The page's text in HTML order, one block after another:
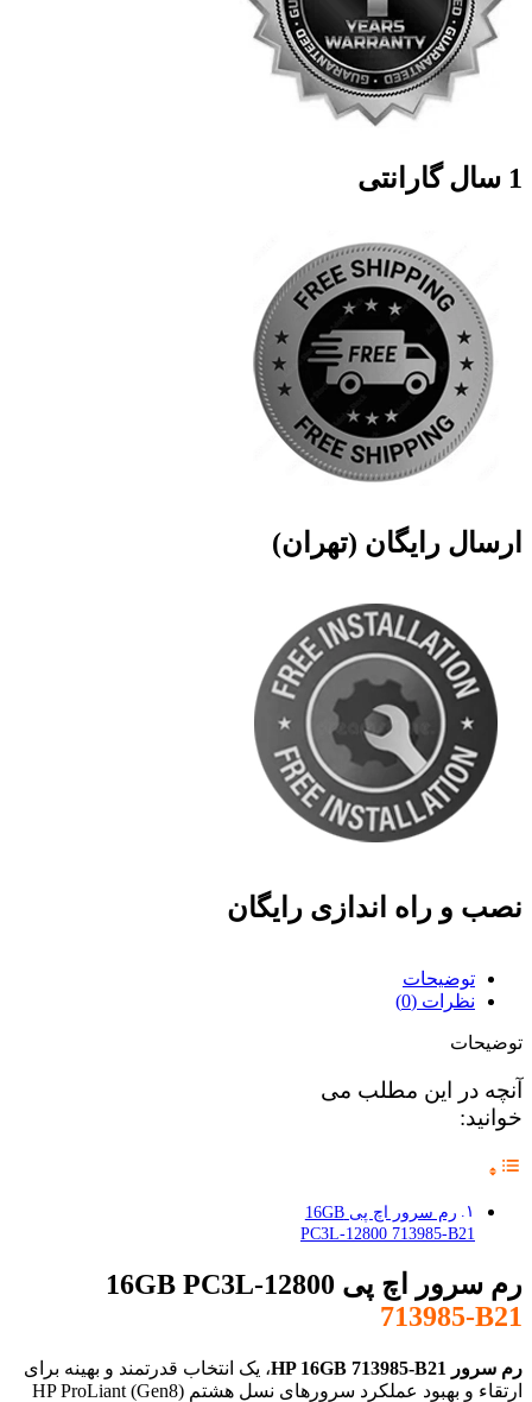
1 سال گارانتی
ارسال رایگان (تهران)
نصب و راه اندازی رایگان
توضیحات
نظرات (0)
توضیحات
آنچه در این مطلب می
خوانید:
رم سرور اچ پی 16GB
PC3L-12800 713985-B21
رم سرور اچ پی 16GB PC3L-12800
713985-B21
رم سرور HP 16GB 713985-B21
، یک انتخاب قدرتمند و بهینه برای
ارتقاء و بهبود عملکرد سرورهای نسل هشتم (Gen8) HP ProLiant